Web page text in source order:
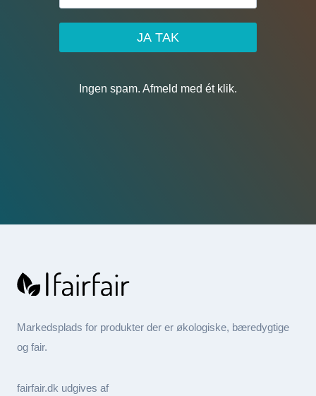
JA TAK
Ingen spam. Afmeld med ét klik.
Markedsplads for produkter der er økologiske, bæredygtige
og fair.
fairfair.dk udgives af